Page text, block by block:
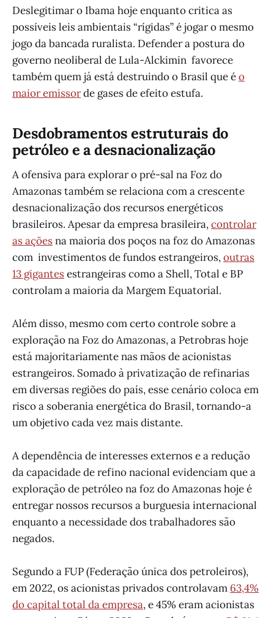
Deslegitimar o Ibama hoje enquanto critica as
possíveis leis ambientais “rígidas” é jogar o mesmo
jogo da bancada ruralista. Defender a postura do
governo neoliberal de Lula-Alckimin favorece
também quem já está destruindo o Brasil que éo
maior emissorde gases de efeito estufa.
Desdobramentos estruturais do
petróleo e a desnacionalização
A ofensiva para explorar o pré-sal na Foz do
Amazonas também se relaciona com a crescente
desnacionalização dos recursos energéticos
brasileiros. Apesar da empresa brasileira,controlar
as açõesna maioria dos poços na foz do Amazonas
com investimentos de fundos estrangeiros,outras
13 gigantesestrangeiras como a Shell, Total e BP
controlam a maioria da Margem Equatorial.
Além disso, mesmo com certo controle sobre a
exploração na Foz do Amazonas, a Petrobras hoje
está majoritariamente nas mãos de acionistas
estrangeiros. Somado à privatização de refinarias
em diversas regiões do país, esse cenário coloca em
risco a soberania energética do Brasil, tornando-a
um objetivo cada vez mais distante.
A dependência de interesses externos e a redução
da capacidade de refino nacional evidenciam que a
exploração de petróleo na foz do Amazonas hoje é
entregar nossos recursos a burguesia internacional
enquanto a necessidade dos trabalhadores são
negados.
Segundo a FUP (Federação única dos petroleiros),
em 2022, os acionistas privados controlavam 63,4%
do capital total da empresa, e 45% eram acionistas